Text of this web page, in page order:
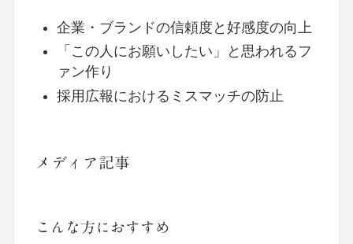
企業・ブランドの信頼度と好感度の向上
「この人にお願いしたい」と思われるフ
ァン作り
採用広報におけるミスマッチの防止
メディア記事
こんな方におすすめ